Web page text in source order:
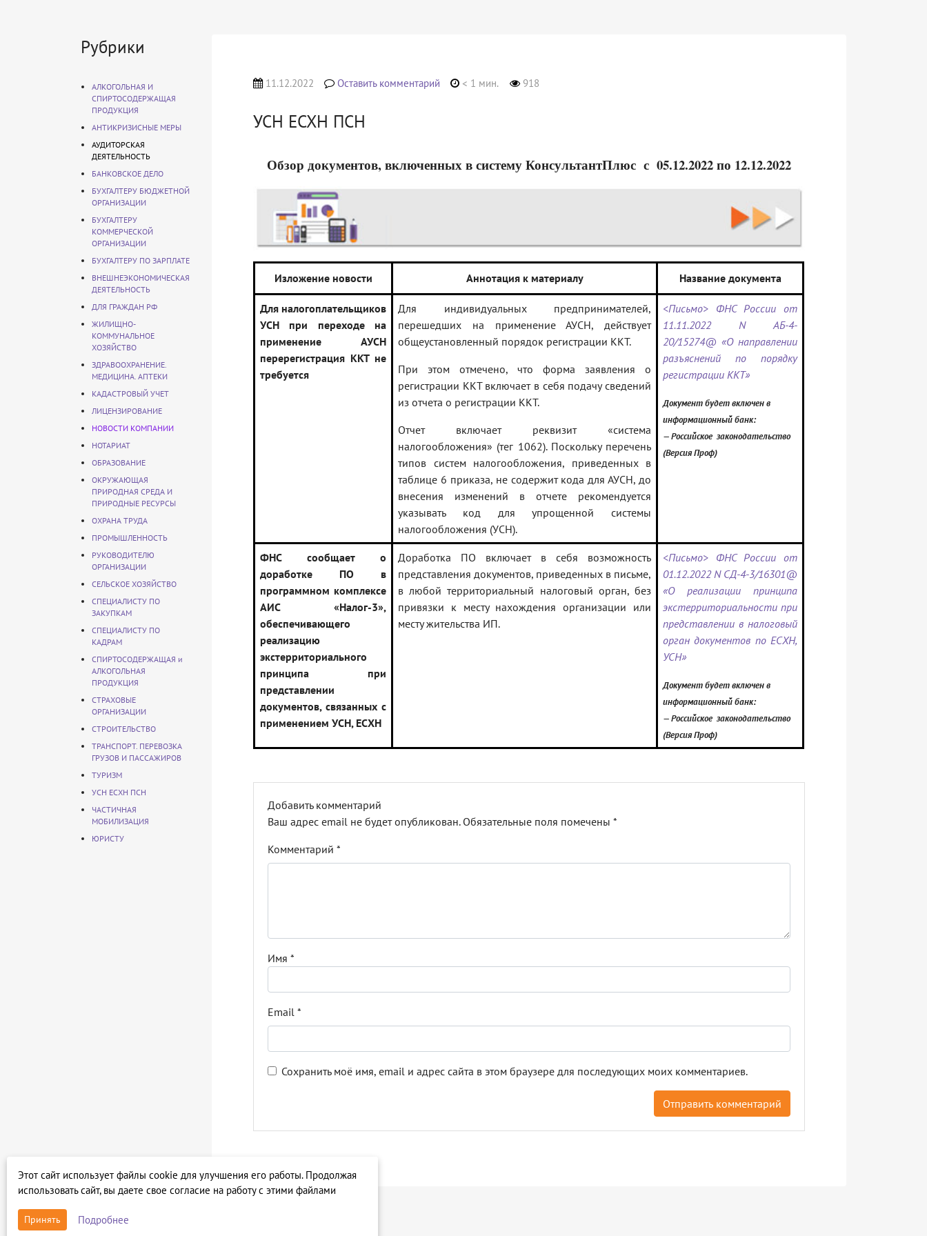
Рубрики
АЛКОГОЛЬНАЯ И
СПИРТОСОДЕРЖАЩАЯ
ПРОДУКЦИЯ
АНТИКРИЗИСНЫЕ МЕРЫ
АУДИТОРСКАЯ
ДЕЯТЕЛЬНОСТЬ
БАНКОВСКОЕ ДЕЛО
БУХГАЛТЕРУ БЮДЖЕТНОЙ
ОРГАНИЗАЦИИ
БУХГАЛТЕРУ
КОММЕРЧЕСКОЙ
ОРГАНИЗАЦИИ
БУХГАЛТЕРУ ПО ЗАРПЛАТЕ
ВНЕШНЕЭКОНОМИЧЕСКАЯ
ДЕЯТЕЛЬНОСТЬ
ДЛЯ ГРАЖДАН РФ
ЖИЛИЩНО-
КОММУНАЛЬНОЕ
ХОЗЯЙСТВО
ЗДРАВООХРАНЕНИЕ.
МЕДИЦИНА. АПТЕКИ
КАДАСТРОВЫЙ УЧЕТ
ЛИЦЕНЗИРОВАНИЕ
НОВОСТИ КОМПАНИИ
НОТАРИАТ
ОБРАЗОВАНИЕ
ОКРУЖАЮЩАЯ
ПРИРОДНАЯ СРЕДА И
ПРИРОДНЫЕ РЕСУРСЫ
ОХРАНА ТРУДА
ПРОМЫШЛЕННОСТЬ
РУКОВОДИТЕЛЮ
ОРГАНИЗАЦИИ
СЕЛЬСКОЕ ХОЗЯЙСТВО
СПЕЦИАЛИСТУ ПО
ЗАКУПКАМ
СПЕЦИАЛИСТУ ПО
КАДРАМ
СПИРТОСОДЕРЖАЩАЯ и
АЛКОГОЛЬНАЯ
ПРОДУКЦИЯ
СТРАХОВЫЕ
ОРГАНИЗАЦИИ
СТРОИТЕЛЬСТВО
ТРАНСПОРТ. ПЕРЕВОЗКА
ГРУЗОВ И ПАССАЖИРОВ
ТУРИЗМ
УСН ЕСХН ПСН
ЧАСТИЧНАЯ
МОБИЛИЗАЦИЯ
ЮРИСТУ
11.12.2022 Оставить комментарий < 1 мин. 918
УСН ЕСХН ПСН
Обзор документов, включенных в систему КонсультантПлюс с 05.12.2022 по 12.12.2022
Изложение новости Аннотация к материалу Название документа
Для налогоплательщиков
УСН при переходе на
применение АУСН
перерегистрация ККТ не
требуется
Для индивидуальных предпринимателей,
перешедших на применение АУСН, действует
общеустановленный порядок регистрации ККТ.
При этом отмечено, что форма заявления о
регистрации ККТ включает в себя подачу сведений
из отчета о регистрации ККТ.
Отчет включает реквизит «система
налогообложения» (тег 1062). Поскольку перечень
типов систем налогообложения, приведенных в
таблице 6 приказа, не содержит кода для АУСН, до
внесения изменений в отчете рекомендуется
указывать код для упрощенной системы
налогообложения (УСН).
<Письмо> ФНС России от
11.11.2022 N АБ-4-
20/15274@ «О направлении
разъяснений по порядку
регистрации ККТ»
Документ будет включен в
информационный банк:
— Российское законодательство
(Версия Проф)
ФНС сообщает о
доработке ПО в
программном комплексе
АИС «Налог-3»,
обеспечивающего
реализацию
экстерриториального
принципа при
представлении
документов, связанных с
применением УСН, ЕСХН
Доработка ПО включает в себя возможность
представления документов, приведенных в письме,
в любой территориальный налоговый орган, без
привязки к месту нахождения организации или
месту жительства ИП.
<Письмо> ФНС России от
01.12.2022 N СД-4-3/16301@
«О реализации принципа
экстерриториальности при
представлении в налоговый
орган документов по ЕСХН,
УСН»
Документ будет включен в
информационный банк:
— Российское законодательство
(Версия Проф)
Добавить комментарий
Ваш адрес email не будет опубликован. Обязательные поля помечены *
Комментарий *
Имя *
Email *
Сохранить моё имя, email и адрес сайта в этом браузере для последующих моих комментариев.
Этот сайт использует файлы cookie для улучшения его работы. Продолжая
использовать сайт, вы даете свое согласие на работу с этими файлами
Принять Подробнее